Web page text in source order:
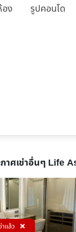
ง รูปคอนโด
าศเช่าอื่นๆLife
แล้ว